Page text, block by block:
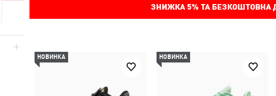
ЗНИЖКА 5% ТА БЕЗКОШТОВНА
НОВИНКА НОВИНКА